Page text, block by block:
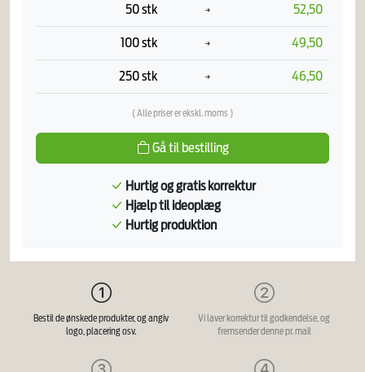
50 stk 52,50
100 stk 49,50
250 stk 46,50
( Alle priser er ekskl. moms )
Gå til bestilling
Hurtig og gratis korrektur
Hjælp til ideoplæg
Hurtig produktion
Bestil de ønskede produkter, og angiv
logo, placering osv.
Vi laver korrektur til godkendelse, og
fremsender denne pr. mail